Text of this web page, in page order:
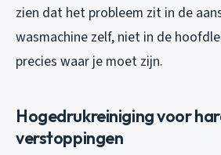
zien dat het probleem zit in de
wasmachine zelf, niet in de
precies waar je moet zijn.
Hogedrukreiniging voor
verstoppingen